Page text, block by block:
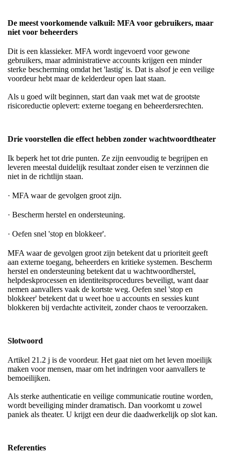
De meest voorkomende valkuil: MFA voor gebruikers, maar
niet voor beheerders
Dit is een klassieker. MFA wordt ingevoerd voor gewone
gebruikers, maar administratieve accounts krijgen een minder
sterke bescherming omdat het 'lastig' is. Dat is alsof je een veilige
voordeur hebt maar de kelderdeur open laat staan.
Als u goed wilt beginnen, start dan vaak met wat de grootste
risicoreductie oplevert: externe toegang en beheerdersrechten.
Drie voorstellen die effect hebben zonder wachtwoordtheater
Ik beperk het tot drie punten. Ze zijn eenvoudig te begrijpen en
leveren meestal duidelijk resultaat zonder eisen te verzinnen die
niet in de richtlijn staan.
· MFA waar de gevolgen groot zijn.
· Bescherm herstel en ondersteuning.
· Oefen snel 'stop en blokkeer'.
MFA waar de gevolgen groot zijn betekent dat u prioriteit geeft
aan externe toegang, beheerders en kritieke systemen. Bescherm
herstel en ondersteuning betekent dat u wachtwoordherstel,
helpdeskprocessen en identiteitsprocedures beveiligt, want daar
nemen aanvallers vaak de kortste weg. Oefen snel 'stop en
blokkeer' betekent dat u weet hoe u accounts en sessies kunt
blokkeren bij verdachte activiteit, zonder chaos te veroorzaken.
Slotwoord
Artikel 21.2 j is de voordeur. Het gaat niet om het leven moeilijk
maken voor mensen, maar om het indringen voor aanvallers te
bemoeilijken.
Als sterke authenticatie en veilige communicatie routine worden,
wordt beveiliging minder dramatisch. Dan voorkomt u zowel
paniek als theater. U krijgt een deur die daadwerkelijk op slot kan.
Referenties